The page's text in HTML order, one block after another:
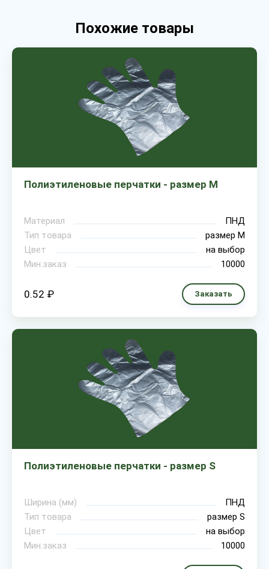
Похожие товары
Полиэтиленовые перчатки - размер M
Материал
ПНД
Тип товара
размер М
Цвет
на выбор
Мин.заказ
10000
0.52 ₽ Заказать
Полиэтиленовые перчатки - размер S
Ширина (мм)
ПНД
Тип товара
размер S
Цвет
на выбор
Мин.заказ
10000